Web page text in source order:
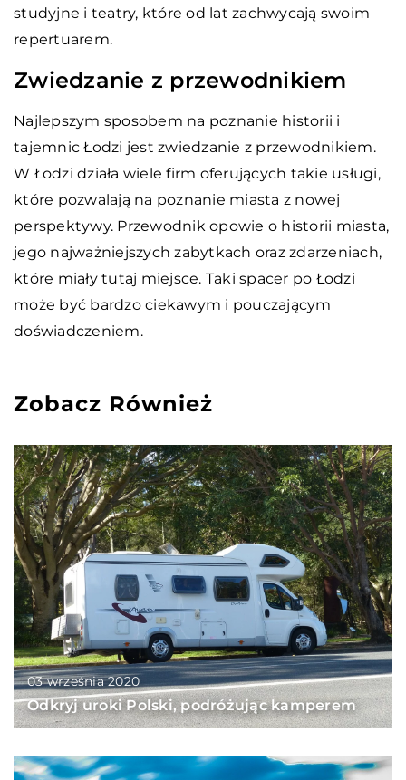
studyjne i teatry, które od lat zachwycają swoim
repertuarem.
Zwiedzanie z przewodnikiem
Najlepszym sposobem na poznanie historii i
tajemnic Łodzi jest zwiedzanie z przewodnikiem.
W Łodzi działa wiele firm oferujących takie usługi,
które pozwalają na poznanie miasta z nowej
perspektywy. Przewodnik opowie o historii miasta,
jego najważniejszych zabytkach oraz zdarzeniach,
które miały tutaj miejsce. Taki spacer po Łodzi
może być bardzo ciekawym i pouczającym
doświadczeniem.
Zobacz Również
03 września 2020
Odkryj uroki Polski, podróżując kamperem